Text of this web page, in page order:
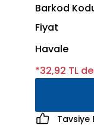
Barkod
Fiyat
Havale
*32,92 TL
Tavsiye